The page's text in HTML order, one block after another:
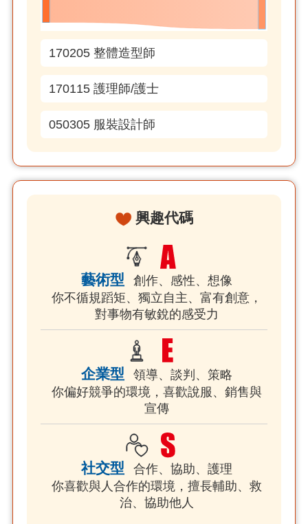
170205 整體造型師
170115 護理師/護士
050305 服裝設計師
興趣代碼
藝術型
創作、感性、想像
你不循規蹈矩、獨立自主、富有創意，
對事物有敏銳的感受力
企業型
領導、談判、策略
你偏好競爭的環境，喜歡說服、銷售與
宣傳
社交型
合作、協助、護理
你喜歡與人合作的環境，擅長輔助、救
治、協助他人